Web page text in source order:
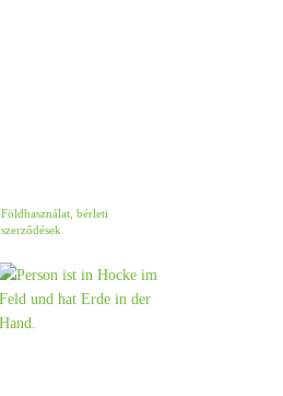
Földhasználat, bérleti
szerződések